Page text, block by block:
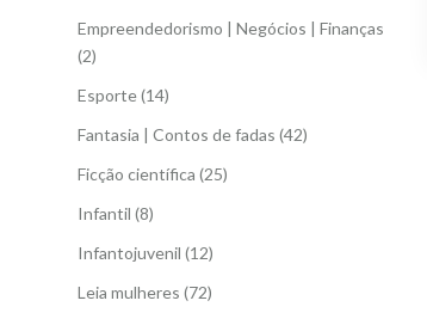
Empreendedorismo | Negócios | Finanças
(2)
Esporte(14)
Fantasia | Contos de fadas (42)
Ficção científica (25)
Infantil (8)
Infantojuvenil (12)
Leia mulheres (72)